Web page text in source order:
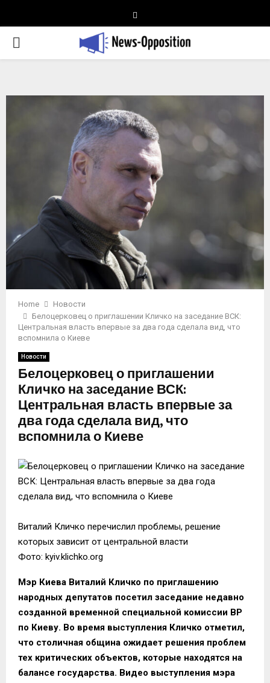
PRIMARY
Home
Новости
Белоцерковец о приглашении Кличко на заседание ВСК:
Центральная власть впервые за два года сделала вид, что
вспомнила о Киеве
Новости
Белоцерковец о приглашении
Кличко на заседание ВСК:
Центральная власть впервые за
два года сделала вид, что
вспомнила о Киеве
Виталий Кличко перечислил проблемы, решение
которых зависит от центральной власти
Фото: kyiv.klichko.org
Мэр Киева Виталий Кличко по приглашению
народных депутатов посетил заседание недавно
созданной временной специальной комиссии ВР
по Киеву. Во время выступления Кличко отметил,
что столичная община ожидает решения проблем
тех критических объектов, которые находятся на
балансе государства. Видео выступления мэра